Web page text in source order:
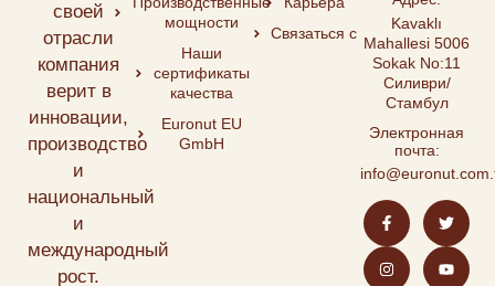
своей
отрасли
компания
верит в
инновации,
производство
и
национальный
и
международный
рост.
мощности
Наши
сертификаты
качества
Euronut EU
GmbH
Связаться с
Kavaklı
Mahallesi 5006
Sokak No:11
Силиври/
Стамбул
Электронная
почта: